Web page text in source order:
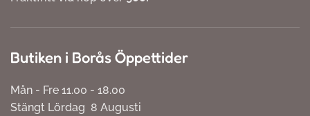
Butiken i Borås Öppettider
Mån - Fre 11.00 - 18.00
Stängt Lördag 8 Augusti